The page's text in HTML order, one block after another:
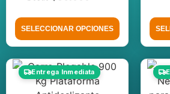
SELECCIONAR OPCIONES
Entrega Inmediata